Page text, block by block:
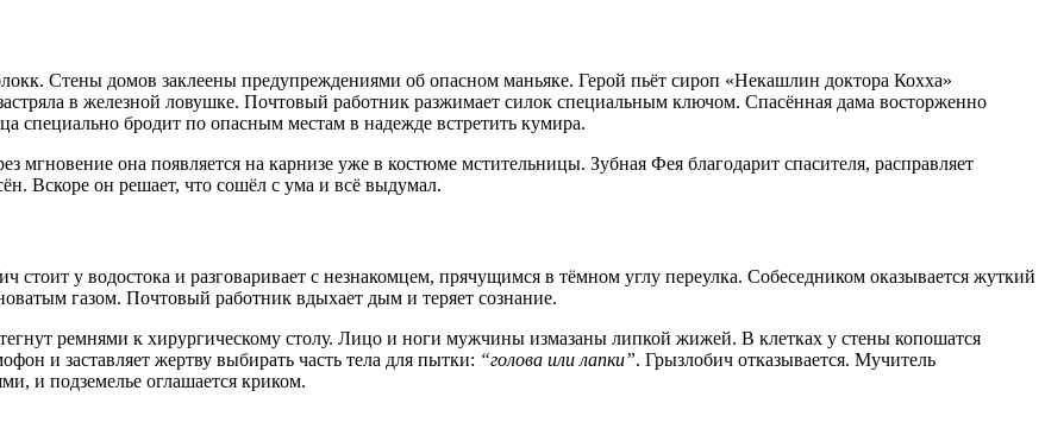
Стены домов заклеены предупреждениями об опасном маньяке. Герой пьёт сироп «Некашлин доктора Кохха»
в железной ловушке. Почтовый работник разжимает силок специальным ключом. Спасённая дама восторженно
специально бродит по опасным местам в надежде встретить кумира.
она появляется на карнизе уже в костюме мстительницы. Зубная Фея благодарит спасителя, расправляет
Вскоре он решает, что сошёл с ума и всё выдумал.
стоит у водостока и разговаривает с незнакомцем, прячущимся в тёмном углу переулка. Собеседником оказывается жуткий
газом. Почтовый работник вдыхает дым и теряет сознание.
ремнями к хирургическому столу. Лицо и ноги мужчины измазаны липкой жижей. В клетках у стены копошатся
и заставляет жертву выбирать часть тела для пытки: “голова или лапки”. Грызлобич отказывается. Мучитель
и подземелье оглашается криком.